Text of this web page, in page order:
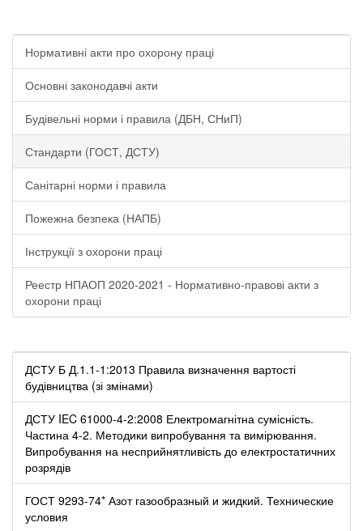
Нормативні акти про охорону праці
Основні законодавчі акти
Будівельні норми і правила (ДБН, СНиП)
Стандарти (ГОСТ, ДСТУ)
Санітарні норми і правила
Пожежна безпека (НАПБ)
Інструкції з охорони праці
Реестр НПАОП 2020-2021 - Нормативно-правові акти з
охорони праці
ДСТУ Б Д.1.1-1:2013 Правила визначення вартості
будівництва (зі змінами)
ДСТУ IEC 61000-4-2:2008 Електромагнітна сумісність.
Частина 4-2. Методики випробування та вимірювання.
Випробування на несприйнятливість до електростатичних
розрядів
ГОСТ 9293-74* Азот газообразный и жидкий. Технические
условия